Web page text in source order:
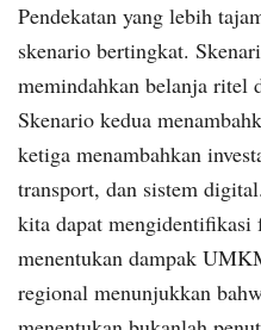
Pendekatan yang lebih
skenario bertingkat.
memindahkan belanja ritel
Skenario kedua
ketiga menambahkan
transport, dan sistem
kita dapat mengidentifikasi
menentukan dampak
regional menunjukkan